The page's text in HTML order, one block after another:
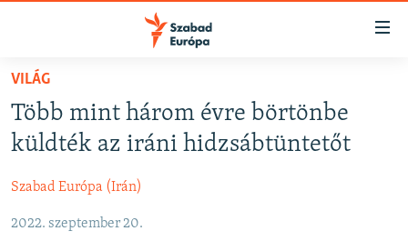
Akadálymentes
Ugrás
oldalra
Ugrás
NAPIRENDEN
AKTUÁLIS
VIDEÓK
ELEMZŐ
VILÁG
Több mint három évre börtönbe
küldték az iráni hidzsábtüntetőt
Szabad Európa (Irán)
2022. szeptember 20.